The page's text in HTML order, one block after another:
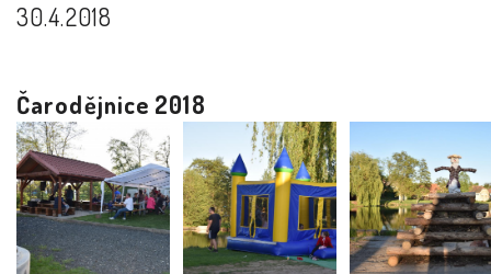
30.4.2018
Čarodějnice 2018